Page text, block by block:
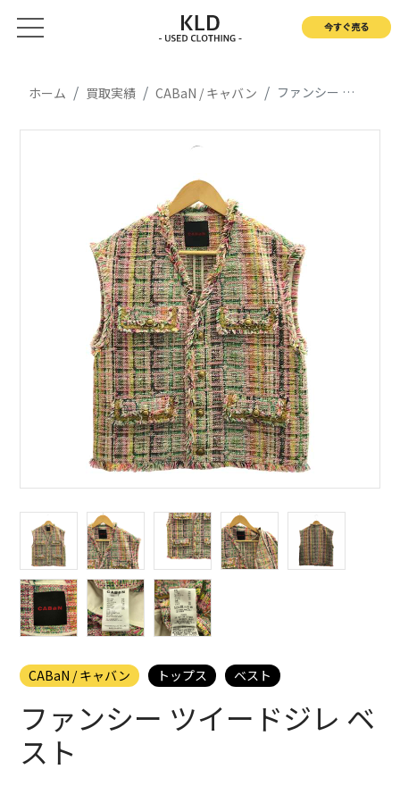
今すぐ売る
ホーム 買取実績 CABaN / キャバン ファンシー ツイードジレ ベスト
CABaN / キャバン トップス ベスト
ファンシー ツイードジレ ベ
スト